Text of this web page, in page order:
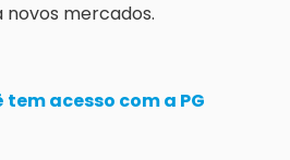
mercados.
acesso com a PG